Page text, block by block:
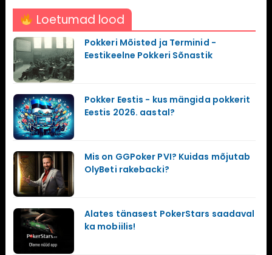
Loetumad lood
Pokkeri Mõisted ja Terminid -
Eestikeelne Pokkeri Sõnastik
Pokker Eestis - kus mängida pokkerit
Eestis 2026. aastal?
Mis on GGPoker PVI? Kuidas mõjutab
OlyBeti rakebacki?
Alates tänasest PokerStars saadaval
ka mobiilis!